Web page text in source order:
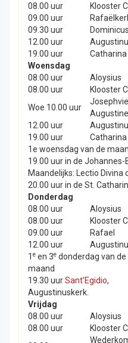
7e video: "De andere
familie op de vlucht
8e video: "Drie
Balthasar en de ster"
Verdieping 11/26/2025
08.00 uur
Klooster
09.00 uur
09.30 uur
12.00 uur
19.00 uur
Catharina
Woensdag
08.00 uur
Aloysius
08.00 uur
Klooster
Woe 10.00 uur
12.00 uur
19.00 uur
Catharina
1e woensdag van de
19.00 uur in de Johannes-
Maandelijks: Lectio Divina
20.00 uur in de St.
Donderdag
08.00 uur
Aloysius
08.00 uur
Klooster
09.00 uur
Rafael
12.00 uur
1 e en 3e donderdag van de
maand
19.30 uurSant'Egidio,
Augustinuskerk.
Vrijdag
08.00 uur
Aloysius
08.00 uur
Klooster